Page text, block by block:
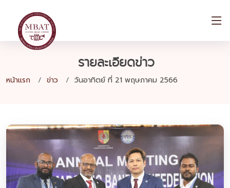
รายละเอียดข่าว
หน้าแรก ข่าว วันอาทิตย์ ที่ 21 พฤษภาคม 2566